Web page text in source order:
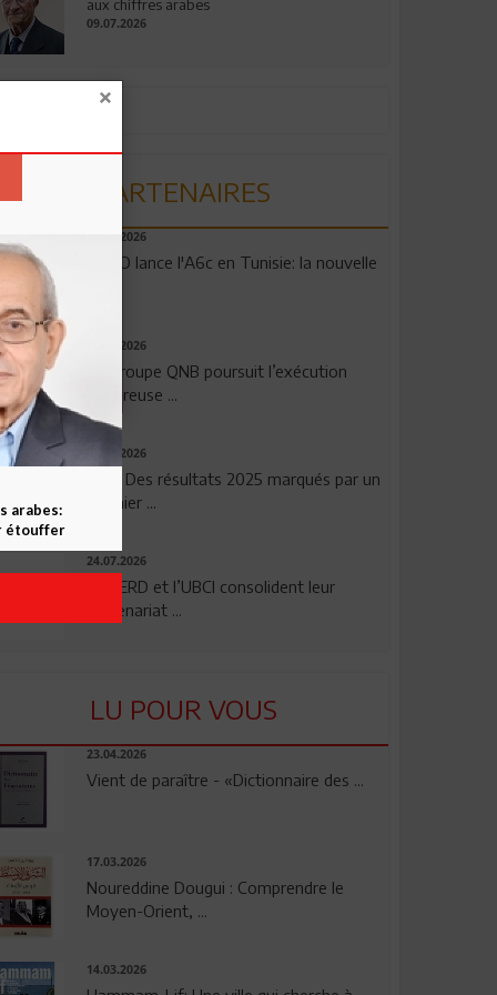
aux chiffres arabes
09.07.2026
PARTENAIRES
04.08.2026
OPPO lance l'A6c en Tunisie: la nouvelle
29.07.2026
Le Groupe QNB poursuit l’exécution
rigoureuse ...
29.07.2026
TSB: Des résultats 2025 marqués par un
premier ...
24.07.2026
La BERD et l’UBCI consolident leur
partenariat ...
LU POUR VOUS
23.04.2026
Vient de paraître - «Dictionnaire des ...
17.03.2026
Noureddine Dougui : Comprendre le
Moyen-Orient, ...
14.03.2026
arabes:
étouffer